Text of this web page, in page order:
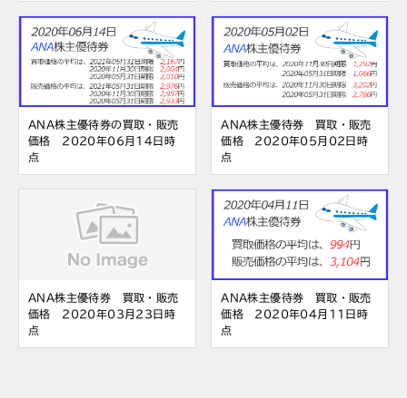
ANA株主優待券の買取・販売
価格 2020年06月14日時
点
ANA株主優待券 買取・販売
価格 2020年05月02日時
点
ANA株主優待券 買取・販売
価格 2020年03月23日時
点
ANA株主優待券 買取・販売
価格 2020年04月11日時
点